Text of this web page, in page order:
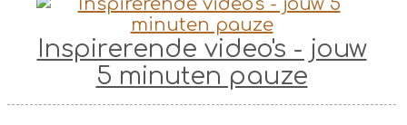
Inspirerende video's - jouw
5 minuten pauze